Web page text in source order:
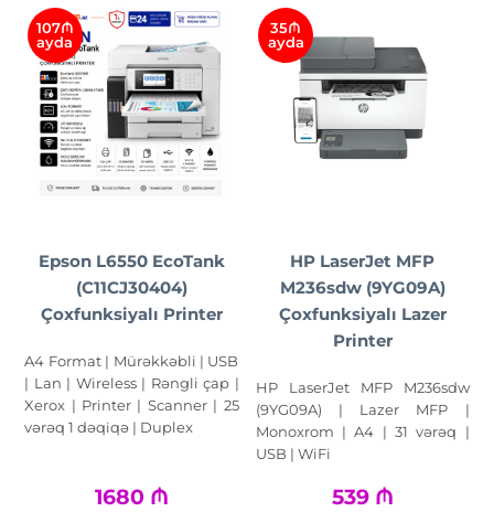
107₼
ayda
Epson L6550 EcoTank
(C11CJ30404)
Çoxfunksiyalı Printer
A4 Format | Mürəkkəbli | USB
| Lan | Wireless | Rəngli çap |
Xerox | Printer | Scanner | 25
vərəq 1 dəqiqə | Duplex
1680 ₼
35₼
ayda
HP LaserJet MFP
M236sdw (9YG09A)
Çoxfunksiyalı Lazer
Printer
HP LaserJet MFP M236sdw
(9YG09A) | Lazer MFP |
Monoxrom | A4 | 31 vərəq |
USB | WiFi
539 ₼